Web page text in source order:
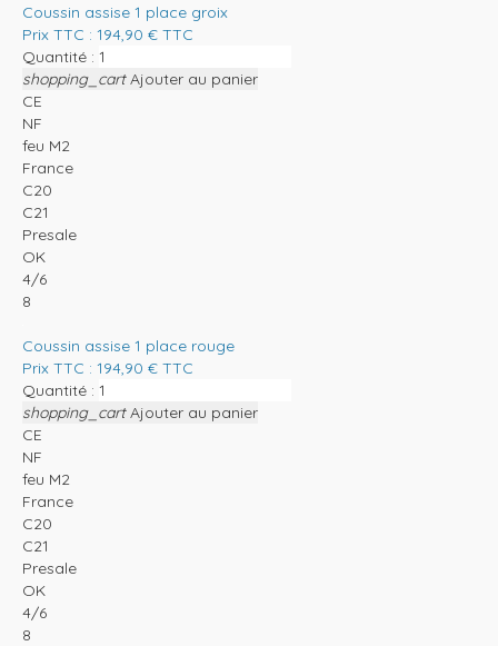
Coussin assise 1 place groix
Prix TTC : 194,90 € TTC
Quantité :
shopping_cart Ajouter au panier
CE
NF
feu M2
France
C20
C21
Presale
OK
4/6
8
Coussin assise 1 place rouge
Prix TTC : 194,90 € TTC
Quantité :
shopping_cart Ajouter au panier
CE
NF
feu M2
France
C20
C21
Presale
OK
4/6
8